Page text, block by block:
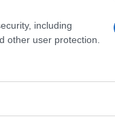
including
other user protection.
cepljenih 48,8
let oz. 522.417 ljudi.
starejših od 50